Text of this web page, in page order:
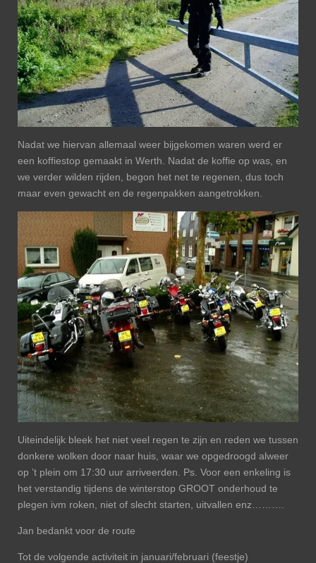
Nadat we hiervan allemaal weer bijgekomen waren werd er
een koffiestop gemaakt in Werth. Nadat de koffie op was, en
we verder wilden rijden, begon het net te regenen, dus toch
maar even gewacht en de regenpakken aangetrokken.
Uiteindelijk bleek het niet veel regen te zijn en reden we tussen
donkere wolken door naar huis, waar we opgedroogd alweer
op ’t plein om 17:30 uur arriveerden. Ps. Voor een enkeling is
het verstandig tijdens de winterstop GROOT onderhoud te
plegen ivm roken, niet of slecht starten, uitvallen enz……….
Jan bedankt voor de route
Tot de volgende activiteit in januari/februari (feestje)